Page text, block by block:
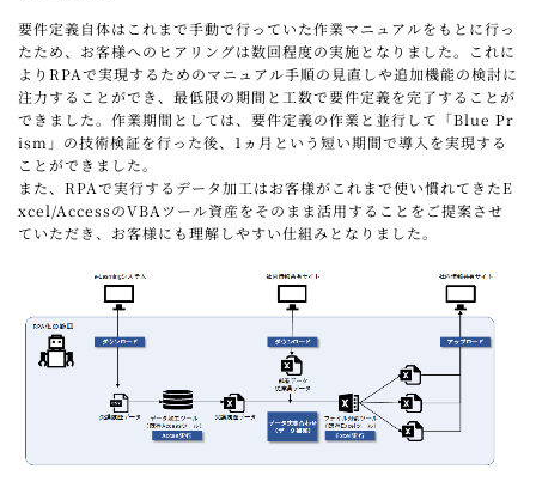
要件定義自体はこれまで手動で行っていた作業マニュアルをもとに行っ
たため、お客様へのヒアリングは数回程度の実施となりました。これに
よりRPAで実現するためのマニュアル手順の見直しや追加機能の検討に
注力することができ、最低限の期間と工数で要件定義を完了することが
できました。作業期間としては、要件定義の作業と並行して「Blue Pr
ism」の技術検証を行った後、1ヵ月という短い期間で導入を実現する
ことができました。
また、RPAで実行するデータ加工はお客様がこれまで使い慣れてきたE
xcel/AccessのVBAツール資産をそのまま活用することをご提案させ
ていただき、お客様にも理解しやすい仕組みとなりました。